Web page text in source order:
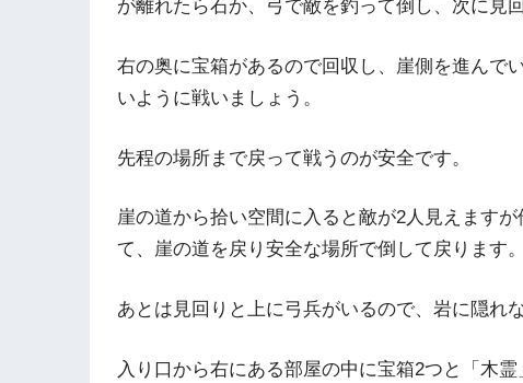
が離れたら石か、弓で敵を釣って倒し、次に見
右の奥に宝箱があるので回収し、崖側を進んで
いように戦いましょう。
先程の場所まで戻って戦うのが安全です。
崖の道から拾い空間に入ると敵が2人見えます
て、崖の道を戻り安全な場所で倒して戻ります。
あとは見回りと上に弓兵がいるので、岩に隠れ
入り口から右にある部屋の中に宝箱2つと「木霊